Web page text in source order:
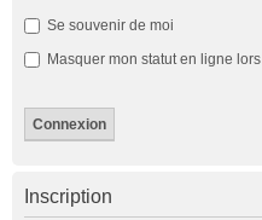
Se souvenir de moi
Masquer mon statut en ligne
Inscription